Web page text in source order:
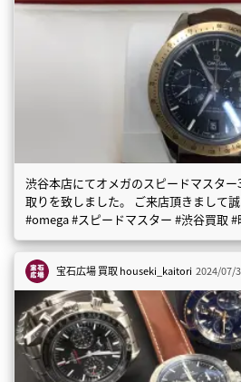
渋谷本店にてオメガのスピードマスタ
取りを致しました。 ご来店頂きまして
#omega #スピードマスター #渋谷買取 #
宝石広場 買取houseki_kaitori 2024/07/